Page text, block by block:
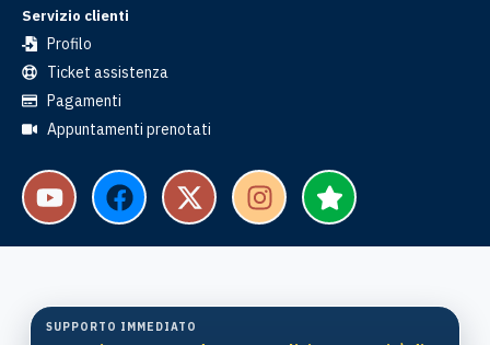
Servizio clienti
Profilo
Ticket assistenza
Pagamenti
Appuntamenti prenotati
SUPPORTO IMMEDIATO